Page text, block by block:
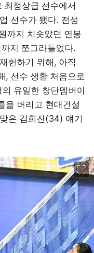
최정상급 선수에서
선수가 됐다. 전성
까지 치솟았던 연봉
지 쪼그라들었다.
현하기 위해, 아직
, 선수 생활 처음으로
유일한 창단멤버이
을 버리고 현대건설
은 김희진(34) 얘기